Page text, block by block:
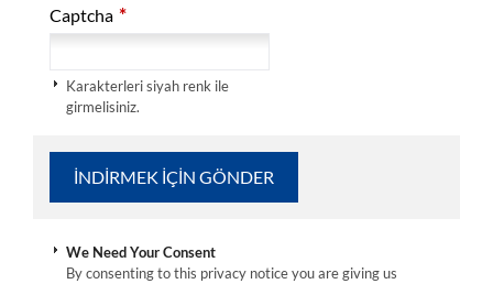
Captcha *
Karakterleri siyah renk ile
girmelisiniz.
We Need Your Consent
By consenting to this privacy notice you are giving us